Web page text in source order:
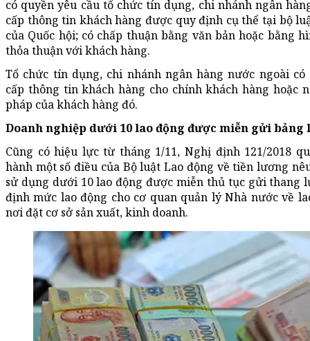
có quyền yêu cầu tổ chức tín dụng, chi nhánh ngân
cấp thông tin khách hàng được quy định cụ thể tại bộ
của Quốc hội; có chấp thuận bằng văn bản hoặc bằng
thỏa thuận với khách hàng.
Tổ chức tín dụng, chi nhánh ngân hàng nước ngoài
cấp thông tin khách hàng cho chính khách hàng hoặc
pháp của khách hàng đó.
Doanh nghiệp dưới 10 lao động được miễn gửi bảng
Cũng có hiệu lực từ tháng 1/11, Nghị định 121/2018
hành một số điều của Bộ luật Lao động về tiền lương
sử dụng dưới 10 lao động được miễn thủ tục gửi thang
định mức lao động cho cơ quan quản lý Nhà nước về
nơi đặt cơ sở sản xuất, kinh doanh.